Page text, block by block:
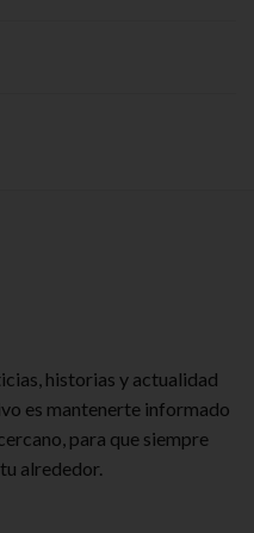
historias y actualidad
es mantenerte informado
para que siempre
alrededor.